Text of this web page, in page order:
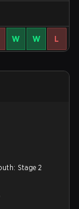
W W L
Stage 2